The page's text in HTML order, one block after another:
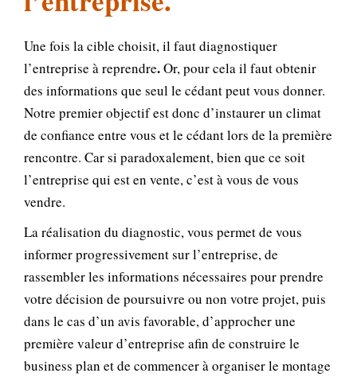
Une fois la cible choisit, il faut diagnostiquer
l’entreprise à reprendre.Or, pour cela il faut obtenir
des informations que seul le cédant peut vous donner.
Notre premier objectif est donc d’instaurer un climat
de confiance entre vous et le cédant lors de la première
rencontre. Car si paradoxalement, bien que ce soit
l’entreprise qui est en vente, c’est à vous de vous
vendre.
La réalisation du diagnostic, vous permet de vous
informer progressivement sur l’entreprise, de
rassembler les informations nécessaires pour prendre
votre décision de poursuivre ou non votre projet, puis
dans le cas d’un avis favorable, d’approcher une
première valeur d’entreprise afin de construire le
business plan et de commencer à organiser le montage